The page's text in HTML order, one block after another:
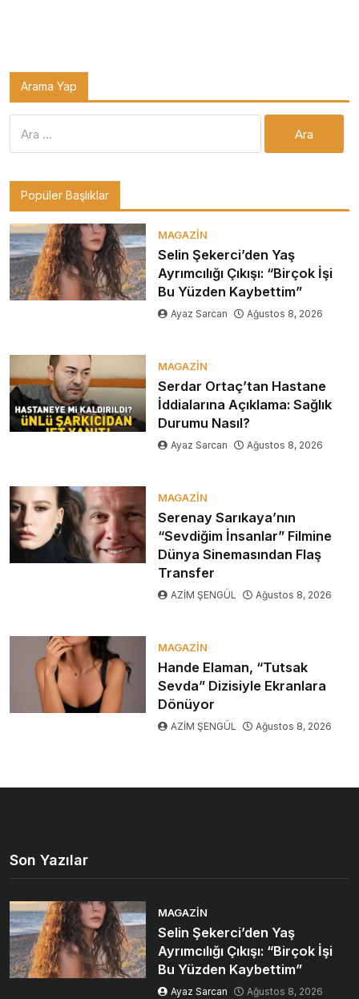
Arama Yap
Popüler Başlıklar
MAGAZIN
Selin Şekerci’den Yaş
Ayrımcılığı Çıkışı: “Birçok İşi
Bu Yüzden Kaybettim”
Ayaz Sarcan Ağustos 8, 2026
MAGAZIN
Serdar Ortaç’tan Hastane
İddialarına Açıklama: Sağlık
Durumu Nasıl?
Ayaz Sarcan Ağustos 8, 2026
MAGAZIN
Serenay Sarıkaya’nın
“Sevdiğim İnsanlar” Filmine
Dünya Sinemasından Flaş
Transfer
AZİM ŞENGÜL Ağustos 8, 2026
MAGAZIN
Hande Elaman, “Tutsak
Sevda” Dizisiyle Ekranlara
Dönüyor
AZİM ŞENGÜL Ağustos 8, 2026
Son Yazılar
MAGAZIN
Selin Şekerci’den Yaş
Ayrımcılığı Çıkışı: “Birçok İşi
Bu Yüzden Kaybettim”
Ayaz Sarcan Ağustos 8, 2026